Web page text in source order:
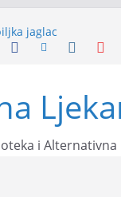
jaglac
zdravo voće
namirnice za veliko
i